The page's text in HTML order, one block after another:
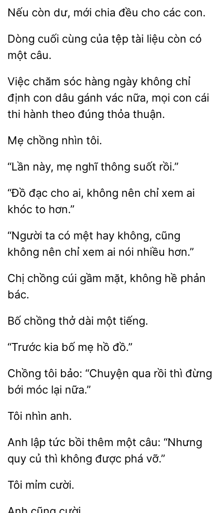
còn dư, mới chia cho con.
Dòng cuối cùng của tệp tài
còn
câu.
Việc chăm sóc hàng
không chỉ
định con dâu gánh vác nữa, mọi con cái
thi hành theo đúng
Mẹ
này, mẹ thông suốt
“Đồ đạc cho ai, nên chỉ
ai
khóc to
“Người ta có
hay không,
không nên chỉ xem ai nói
hơn.”
Chị chồng cúi mặt, hề phản
Bố chồng tiếng.
kia mẹ đồ.”
tôi bảo: “Chuyện qua rồi thì
bới
lại nữa.”
Anh lập tức bồi thêm
“Nhưng
quy củ
không được phá vỡ.”